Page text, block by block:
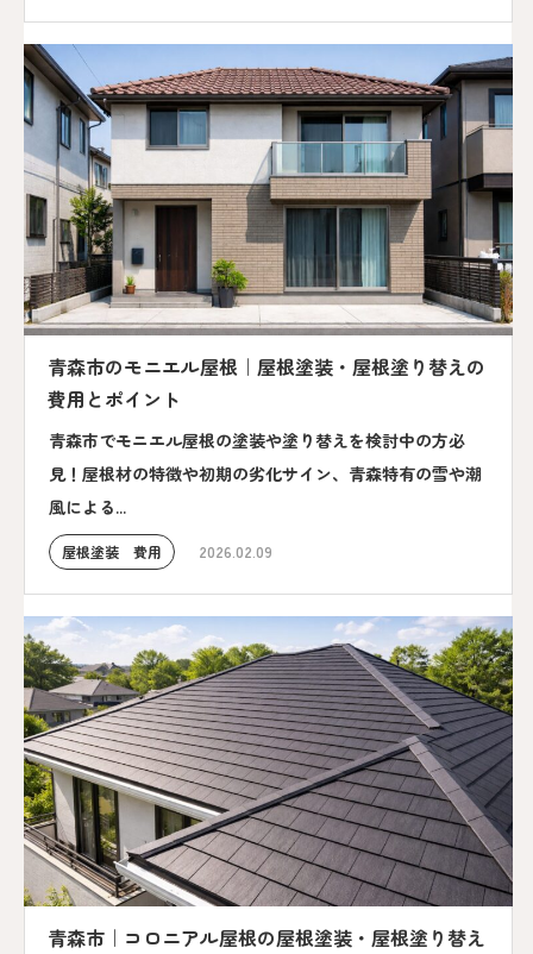
青森市のモニエル屋根｜屋根塗装・屋根塗り替えの
費用とポイント
青森市でモニエル屋根の塗装や塗り替えを検討中の方必
見！屋根材の特徴や初期の劣化サイン、青森特有の雪や潮
風による...
屋根塗装 費用 2026.02.09
青森市｜コロニアル屋根の屋根塗装・屋根塗り替え